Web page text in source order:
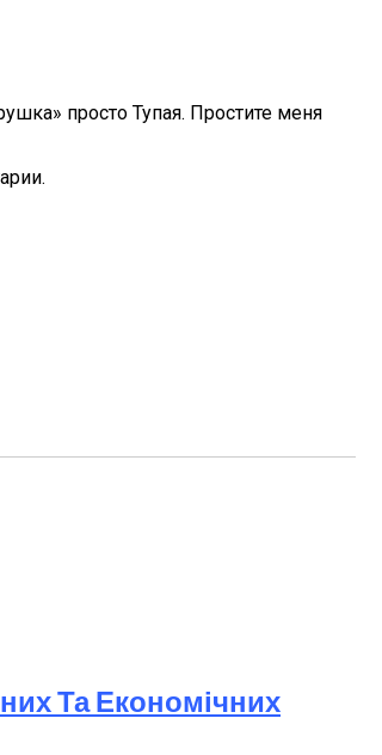
просто Тупая. Простите меня
Та Економічних